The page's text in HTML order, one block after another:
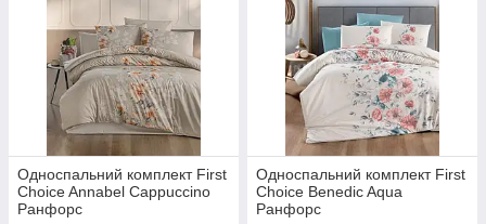
Односпальний комплект First
Choice Annabel Cappuccino
Ранфорс
Односпальний комплект First
Choice Benedic Aqua
Ранфорс